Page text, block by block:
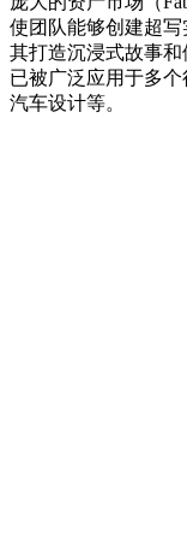
使团队能够创建超
其打造沉浸式故事和
已被广泛应用于多
汽车设计等。